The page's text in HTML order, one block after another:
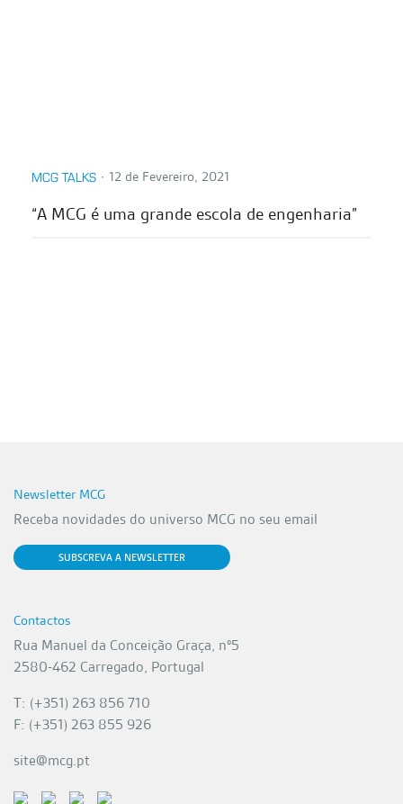
MCG TALKS ∙ 12 de Fevereiro, 2021
“A MCG é uma grande escola de engenharia”
Newsletter MCG
Receba novidades do universo MCG no seu email
SUBSCREVA A NEWSLETTER
Contactos
Rua Manuel da Conceição Graça, nº5
2580-462 Carregado, Portugal
T: (+351) 263 856 710
F: (+351) 263 855 926
site@mcg.pt